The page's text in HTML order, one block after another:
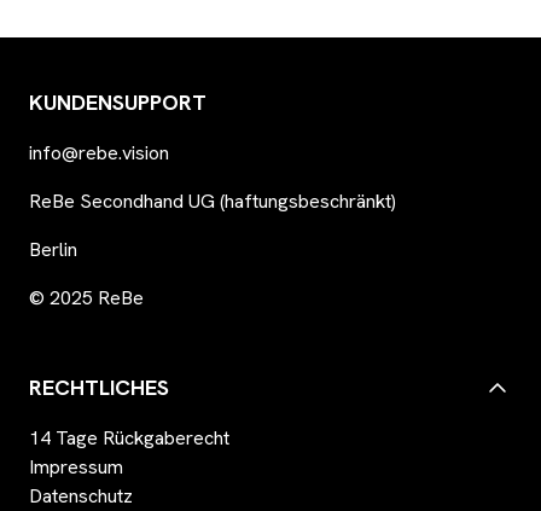
KUNDENSUPPORT
info@rebe.vision
ReBe Secondhand UG (haftungsbeschränkt)
Berlin
© 2025 ReBe
RECHTLICHES
14 Tage Rückgaberecht
Impressum
Datenschutz